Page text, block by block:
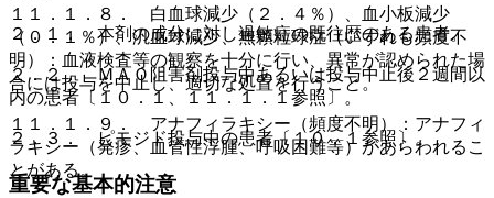
２．１． 本剤の成分に対し過敏症の既往歴のある患者。
２．２． ＭＡＯ阻害剤投与中あるいは投与中止後２週間以
内の患者〔１０．１、１１．１．１参照〕。
２．３． ピモジド投与中の患者〔１０．１参照〕。
重要な基本的注意
１１．１．８． 白血球減少（２．４％）、血小板減少
（０．１％）、汎血球減少、無顆粒球症（いずれも頻度不
明）：血液検査等の観察を十分に行い、異常が認められた場
合には投与を中止し、適切な処置を行うこと。
１１．１．９． アナフィラキシー（頻度不明）：アナフィ
ラキシー（発疹、血管性浮腫、呼吸困難等）があらわれるこ
とがある。